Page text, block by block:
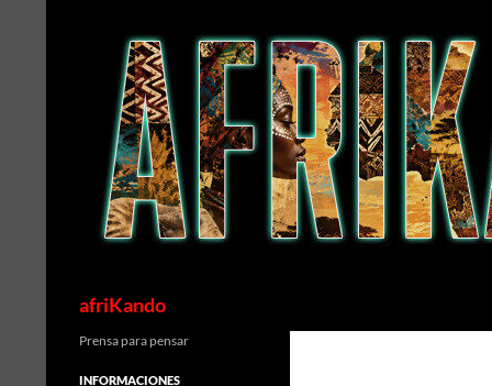
afriKando
Prensa para pensar
INFORMACIONES